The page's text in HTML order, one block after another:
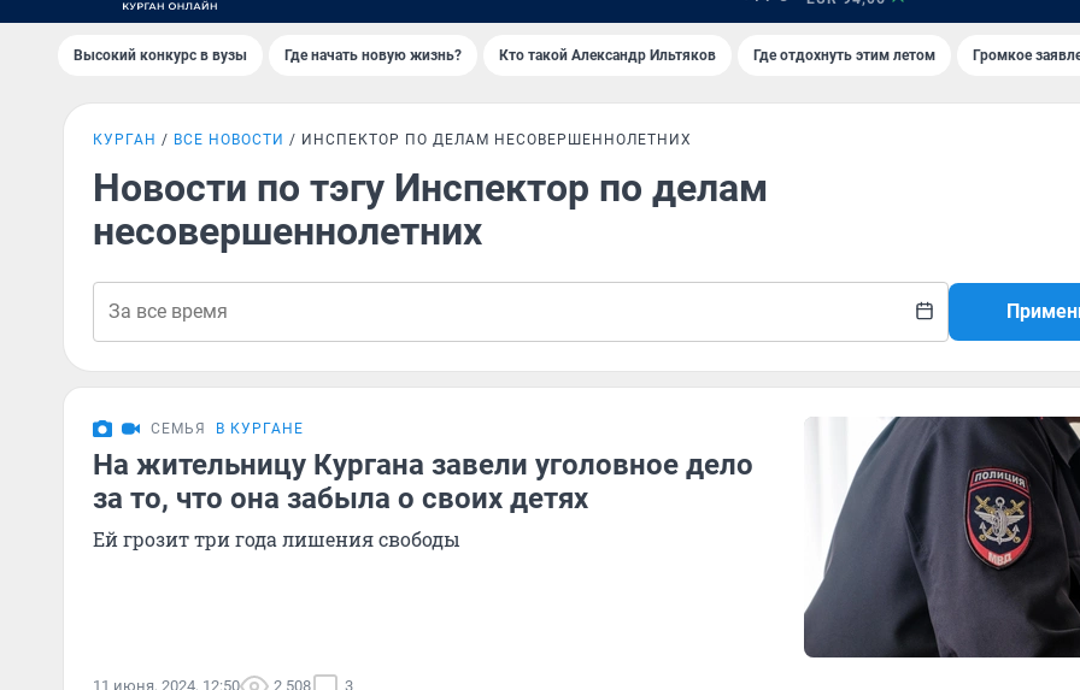
Высокий конкурс в вузы Где начать новую жизнь? Кто такой Александр Ильтяков Где отдохнуть этим летом Громкое
КУРГАН ВСЕ НОВОСТИ ИНСПЕКТОР ПО ДЕЛАМ НЕСОВЕРШЕННОЛЕТНИХ
Новости по тэгу Инспектор по делам
несовершеннолетних
СЕМЬЯ В КУРГАНЕ
На жительницу Кургана завели уголовное дело
за то, что она забыла о своих детях
Ей грозит три года лишения свободы
11 июня, 2024, 12:50 2 508 3